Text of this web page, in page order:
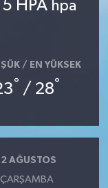
HPA hpa
/ EN YÜKSEK
° / 28°
AĞUSTOS
ÇARŞAMBA